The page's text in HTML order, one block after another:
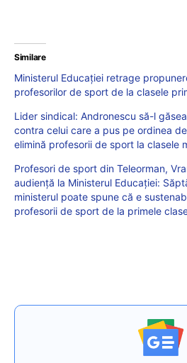
Similare
Ministerul Educației retrage
profesorilor de sport de la clasele
Lider sindical: Andronescu să-l
contra celui care a pus pe ordinea
elimină profesorii de sport la clasele
Profesori de sport din Teleorman,
audiență la Ministerul Educației:
ministerul poate spune că e
profesorii de sport de la primele